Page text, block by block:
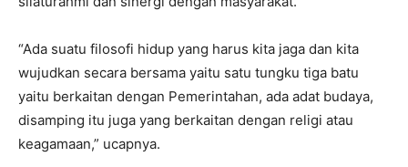
“Ada suatu filosofi hidup yang harus kita jaga dan kita
wujudkan secara bersama yaitu satu tungku tiga batu
yaitu berkaitan dengan Pemerintahan, ada adat budaya,
disamping itu juga yang berkaitan dengan religi atau
keagamaan,” ucapnya.